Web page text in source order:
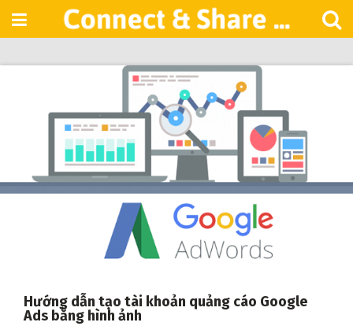
Hướng dẫn tạo tài khoản quảng cáo Google
Ads bằng hình ảnh